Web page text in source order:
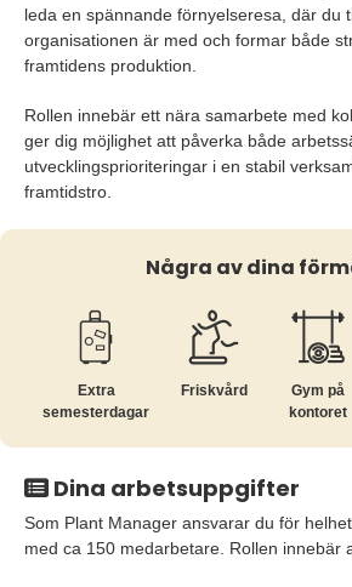
leda en spännande förnyelseresa, där du
organisationen är med och formar både
framtidens produktion.
Rollen innebär ett nära samarbete med
ger dig möjlighet att påverka både
utvecklingsprioriteringar i en stabil
framtidstro.
Några av dina
Extra
semesterdagar
Friskvård
Gym på
kontoret
Dina arbetsuppgifter
Som Plant Manager ansvarar du för
med ca 150 medarbetare. Rollen innebär